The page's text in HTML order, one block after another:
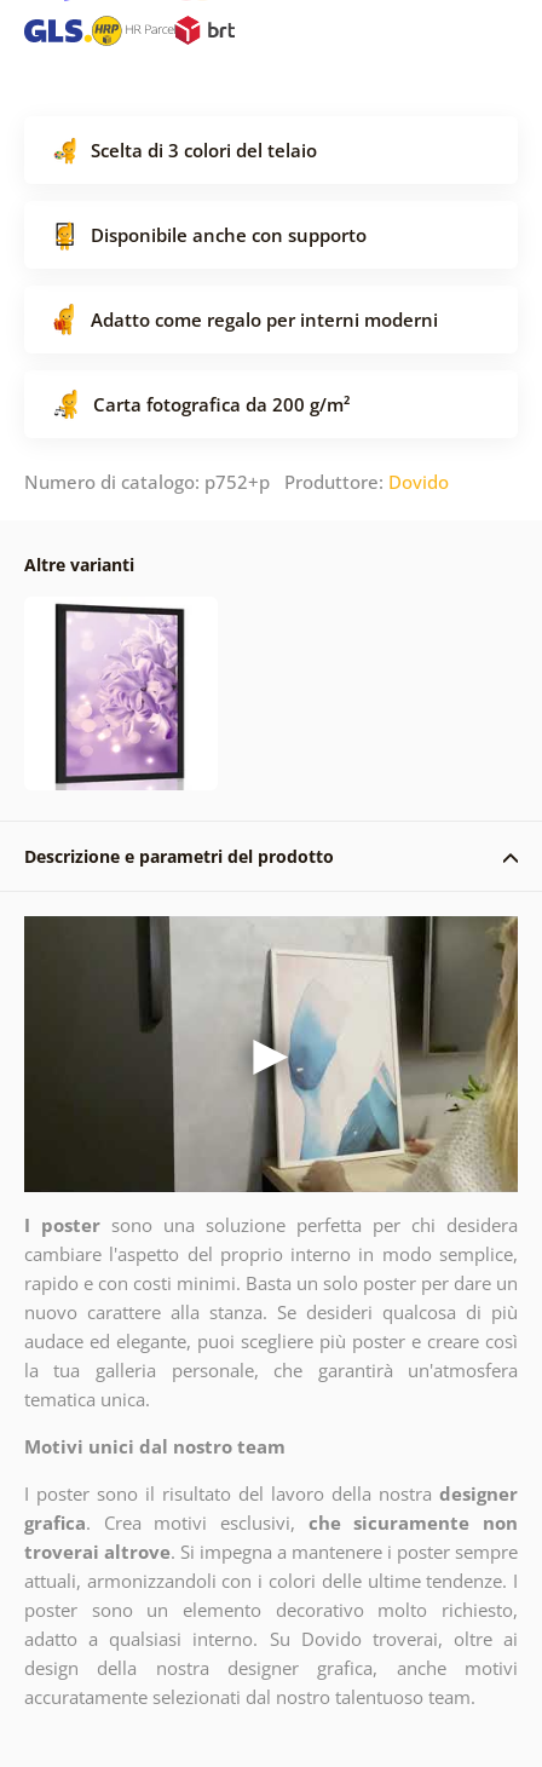
Scelta di 3 colori del telaio
Disponibile anche con supporto
Adatto come regalo per interni moderni
Carta fotografica da 200 g/m²
Numero di catalogo: p752+p Produttore: Dovido
Altre varianti
Descrizione e parametri del prodotto
I poster sono una soluzione perfetta per chi desidera
cambiare l'aspetto del proprio interno in modo semplice,
rapido e con costi minimi. Basta un solo poster per dare un
nuovo carattere alla stanza. Se desideri qualcosa di più
audace ed elegante, puoi scegliere più poster e creare così
la tua galleria personale, che garantirà un'atmosfera
tematica unica.
Motivi unici dal nostro team
I poster sono il risultato del lavoro della nostra designer
grafica. Crea motivi esclusivi, che sicuramente non
troverai altrove. Si impegna a mantenere i poster sempre
attuali, armonizzandoli con i colori delle ultime tendenze. I
poster sono un elemento decorativo molto richiesto,
adatto a qualsiasi interno. Su Dovido troverai, oltre ai
design della nostra designer grafica, anche motivi
accuratamente selezionati dal nostro talentuoso team.